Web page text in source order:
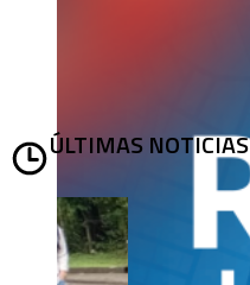
ÚLTIMAS NOTICIAS